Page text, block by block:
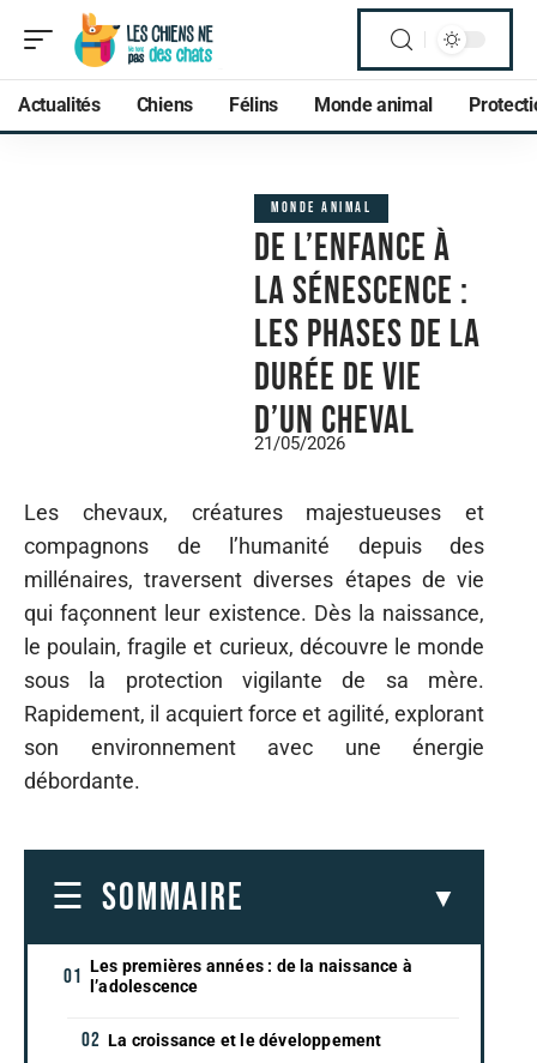
Actualités Chiens Félins Monde animal
MONDE ANIMAL
De l’enfance à
la sénescence :
les phases de la
durée de vie
d’un cheval
21/05/2026
Les chevaux, créatures majestueuses et
compagnons de l’humanité depuis des
millénaires, traversent diverses étapes de vie
qui façonnent leur existence. Dès la naissance,
le poulain, fragile et curieux, découvre le monde
sous la protection vigilante de sa mère.
Rapidement, il acquiert force et agilité, explorant
son environnement avec une énergie
débordante.
SOMMAIRE
Les premières années : de la naissance à
l’adolescence
La croissance et le développement